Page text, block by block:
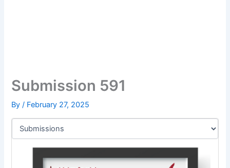
Submission 591
By/ February 27, 2025